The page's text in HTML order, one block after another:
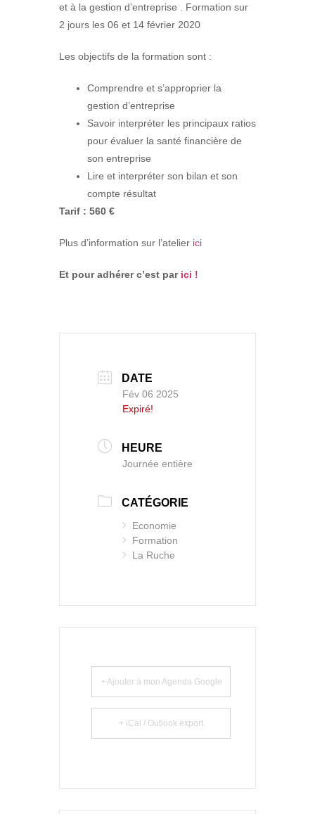
et à la gestion d’entreprise . Formation sur
2 jours les 06 et 14 février 2020
Les objectifs de la formation sont :
Comprendre et s’approprier la
gestion d’entreprise
Savoir interpréter les principaux ratios
pour évaluer la santé financière de
son entreprise
Lire et interpréter son bilan et son
compte résultat
Tarif : 560 €
Plus d’information sur l’atelier ici
Et pour adhérer c’est par ici !
DATE
Fév 06 2025
Expiré!
HEURE
Journée entière
CATÉGORIE
Economie
Formation
La Ruche
+ Ajouter à mon Agenda Google
+ iCal / Outlook export